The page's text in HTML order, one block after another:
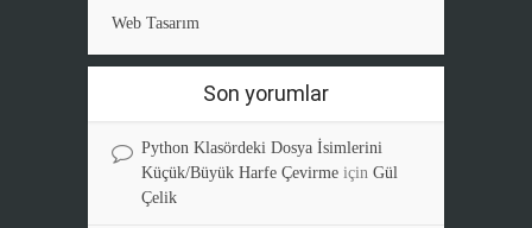
Web Tasarım
Son yorumlar
Python Klasördeki Dosya İsimlerini
Küçük/Büyük Harfe Çevirme için Gül
Çelik